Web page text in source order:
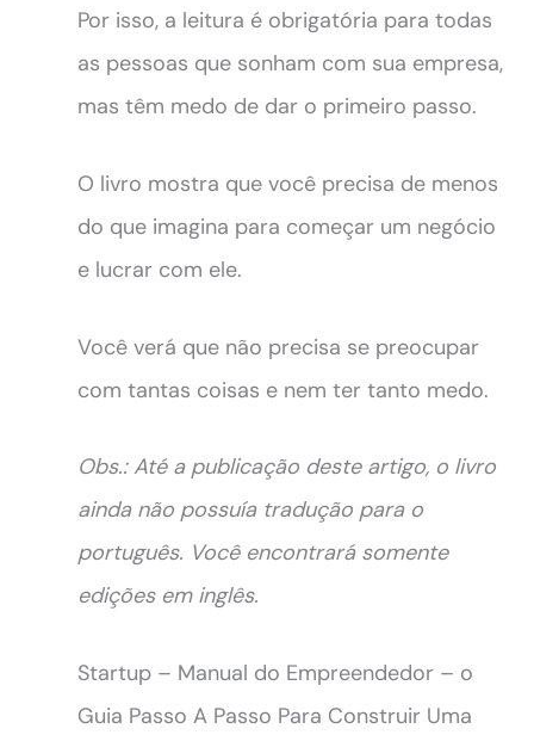
Por isso, a leitura é obrigatória para todas
as pessoas que sonham com sua empresa,
mas têm medo de dar o primeiro passo.
O livro mostra que você precisa de menos
do que imagina para começar um negócio
e lucrar com ele.
Você verá que não precisa se preocupar
com tantas coisas e nem ter tanto medo.
Obs.: Até a publicação deste artigo, o livro
ainda não possuía tradução para o
português. Você encontrará somente
edições em inglês.
Startup – Manual do Empreendedor – o
Guia Passo A Passo Para Construir Uma